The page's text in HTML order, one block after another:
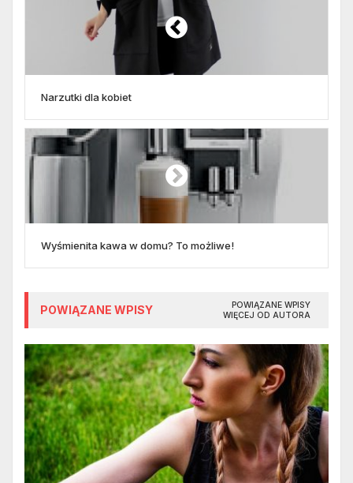
Narzutki dla kobiet
Wyśmienita kawa w domu? To możliwe!
POWIĄZANE WPISY
POWIĄZANE WPISY
WIĘCEJ OD AUTORA